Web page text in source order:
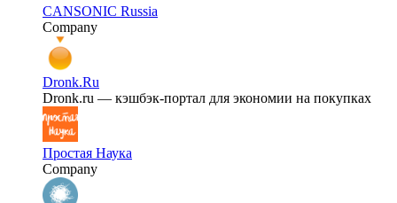
CANSONIC Russia
Company
Dronk.Ru
Dronk.ru — кэшбэк-портал для экономии на покупках
Простая Наука
Company